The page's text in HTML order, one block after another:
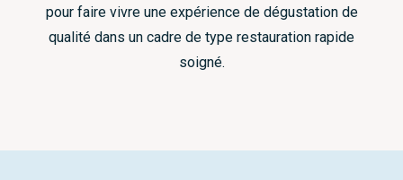
pour faire vivre une expérience de dégustation de
qualité dans un cadre de type restauration rapide
soigné.